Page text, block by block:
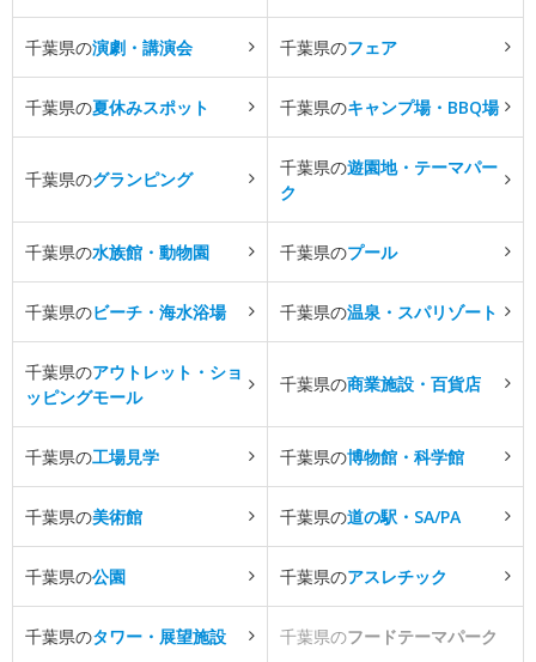
千葉県の演劇・講演会 千葉県のフェア
千葉県の夏休みスポット 千葉県のキャンプ場・BBQ場
千葉県のグランピング
千葉県の遊園地・テーマパー
ク
千葉県の水族館・動物園 千葉県のプール
千葉県のビーチ・海水浴場 千葉県の温泉・スパリゾート
千葉県のアウトレット・ショ
ッピングモール
千葉県の商業施設・百貨店
千葉県の工場見学 千葉県の博物館・科学館
千葉県の美術館 千葉県の道の駅・SA/PA
千葉県の公園 千葉県のアスレチック
千葉県のタワー・展望施設 千葉県のフードテーマパーク